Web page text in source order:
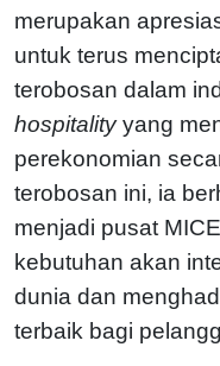
merupakan
untuk terus
terobosan dalam
hospitalityyang
perekonomian
terobosan ini, ia
menjadi pusat
kebutuhan akan
dunia dan
terbaik bagi